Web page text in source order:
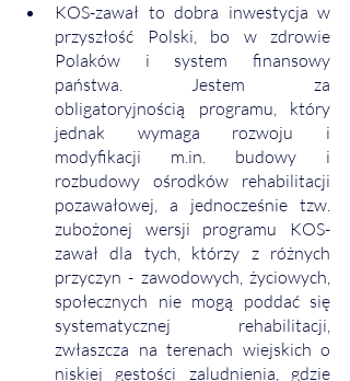
KOS-zawał to dobra inwestycja w
przyszłość Polski, bo w zdrowie
Polaków i system finansowy
państwa. Jestem za
obligatoryjnością programu, który
jednak wymaga rozwoju i
modyfikacji m.in. budowy i
rozbudowy ośrodków rehabilitacji
pozawałowej, a jednocześnie tzw.
zubożonej wersji programu KOS-
zawał dla tych, którzy z różnych
przyczyn - zawodowych, życiowych,
społecznych nie mogą poddać się
systematycznej rehabilitacji,
zwłaszcza na terenach wiejskich o
niskiej gęstości zaludnienia, gdzie